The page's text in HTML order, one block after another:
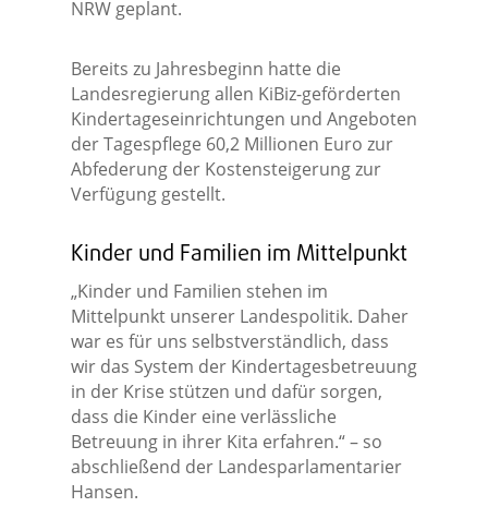
NRW geplant.
Bereits zu Jahresbeginn hatte die
Landesregierung allen KiBiz-geförderten
Kindertageseinrichtungen und Angeboten
der Tagespflege 60,2 Millionen Euro zur
Abfederung der Kostensteigerung zur
Verfügung gestellt.
Kinder und Familien im Mittelpunkt
„Kinder und Familien stehen im
Mittelpunkt unserer Landespolitik. Daher
war es für uns selbstverständlich, dass
wir das System der Kindertagesbetreuung
in der Krise stützen und dafür sorgen,
dass die Kinder eine verlässliche
Betreuung in ihrer Kita erfahren.“ – so
abschließend der Landesparlamentarier
Hansen.